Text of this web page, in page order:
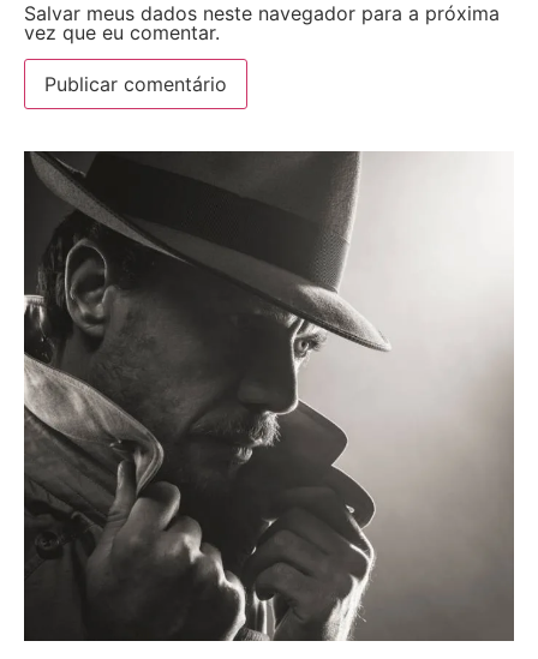
Salvar meus dados neste navegador para a próxima
vez que eu comentar.